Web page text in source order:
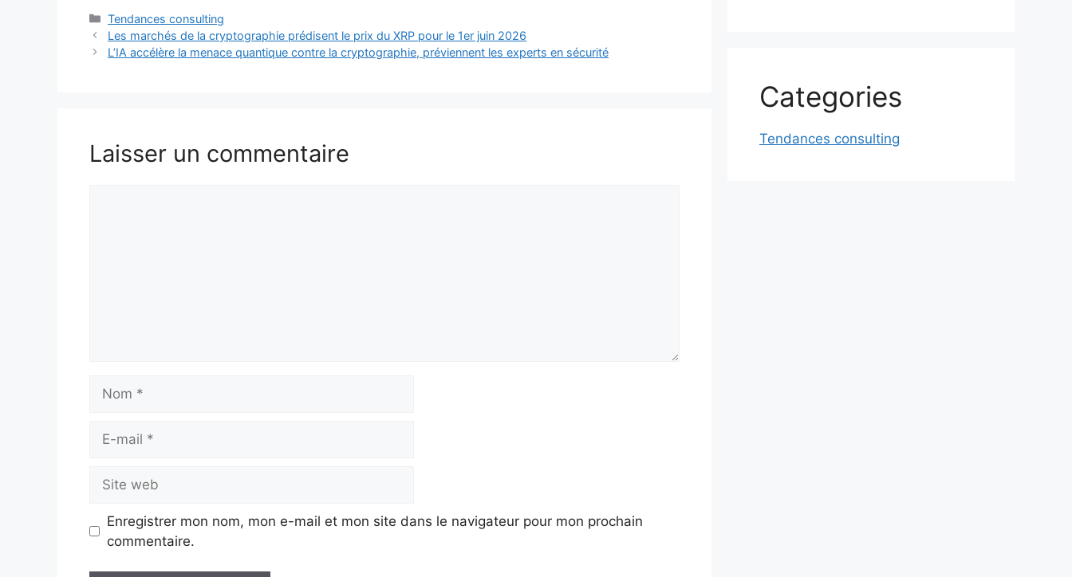
Catégories
Tendances consulting
Les marchés de la cryptographie prédisent le prix du XRP pour le 1er juin 2026
L’IA accélère la menace quantique contre la cryptographie, préviennent les experts en sécurité
Laisser un commentaire
mail
web
Enregistrer mon nom, mon e-mail et mon site dans le navigateur pour mon prochain
commentaire.
Categories
Tendances consulting